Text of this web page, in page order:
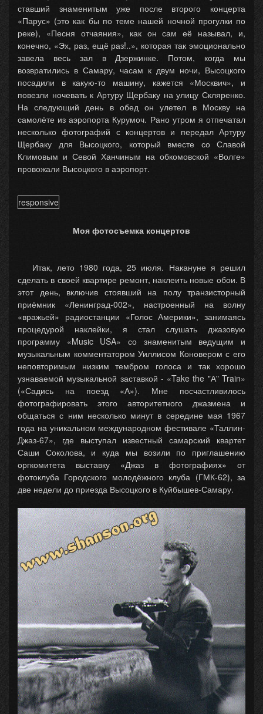
ставший знаменитым уже после второго концерта
«Парус» (это как бы по теме нашей ночной прогулки по
реке), «Песня отчаяния», как он сам её называл, и,
конечно, «Эх, раз, ещё раз!..», которая так эмоционально
завела весь зал в Дзержинке. Потом, когда мы
возвратились в Самару, часам к двум ночи, Высоцкого
посадили в какую-то машину, кажется «Москвич», и
повезли ночевать к Артуру Щербаку на улицу Скляренко.
На следующий день в обед он улетел в Москву на
самолёте из аэропорта Курумоч. Рано утром я отпечатал
несколько фотографий с концертов и передал Артуру
Щербаку для Высоцкого, который вместе со Славой
Климовым и Севой Ханчиным на обкомовской «Волге»
провожали Высоцкого в аэропорт.
responsive
Моя фотосъемка концертов
Итак, лето 1980 года, 25 июля. Накануне я решил
сделать в своей квартире ремонт, наклеить новые обои. В
этот день, включив стоявший на полу транзисторный
приёмник «Ленинград-002», настроенный на волну
«вражьей» радиостанции «Голос Америки», занимаясь
процедурой наклейки, я стал слушать джазовую
программу «Music USA» со знаменитым ведущим и
музыкальным комментатором Уиллисом Коновером с его
неповторимым низким тембром голоса и так хорошо
узнаваемой музыкальной заставкой - «Take the "А" Train»
(«Садись на поезд «А»). Мне посчастливилось
фотографировать этого авторитетного джазмена и
общаться с ним несколько минут в середине мая 1967
года на уникальном международном фестивале «Таллин-
Джаз-67», где выступал известный самарский квартет
Саши Соколова, и куда мы возили по приглашению
оргкомитета выставку «Джаз в фотографиях» от
фотоклуба Городского молодёжного клуба (ГМК-62), за
две недели до приезда Высоцкого в Куйбышев-Самару.